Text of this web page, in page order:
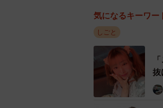
気になるキーワー
しごと
抜け！ 「人の悩みを簡単に
材